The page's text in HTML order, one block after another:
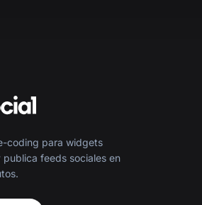
coding para widgets
publica feeds sociales en